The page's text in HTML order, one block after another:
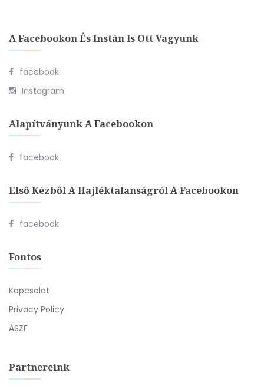
A Facebookon És Instán Is Ott Vagyunk
facebook
Instagram
Alapítványunk A Facebookon
facebook
Első Kézből A Hajléktalanságról A Facebookon
facebook
Fontos
Kapcsolat
Privacy Policy
ÁSZF
Partnereink